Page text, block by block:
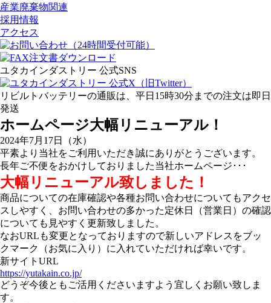
産業廃棄物関連
採用情報
アクセス
ユタカインダストリー 公式SNS
リビルトバッテリーの通販は、平日15時30分までの注文は即日
発送
ホームページ大幅リニューアル！
2024年7月17日（水）
平素より当社をご利用いただき誠にありがとうございます。
長年ご不便をおかけしておりました当社ホームページ･･･
大幅リニューアル致しました！
商品についての在庫確認や各種お問い合わせについてもアクセ
スしやすく、お問い合わせの多かった定休日（営業日）の確認
についても見やすく更新致しました。
なおURLも変更となっておりますので新しいアドレスをブッ
クマーク（お気に入り）に入れていただければ幸いです。
新サイトURL
https://yutakain.co.jp/
どうぞ今後ともご活用くださいますよう宜しくお願い致しま
す。